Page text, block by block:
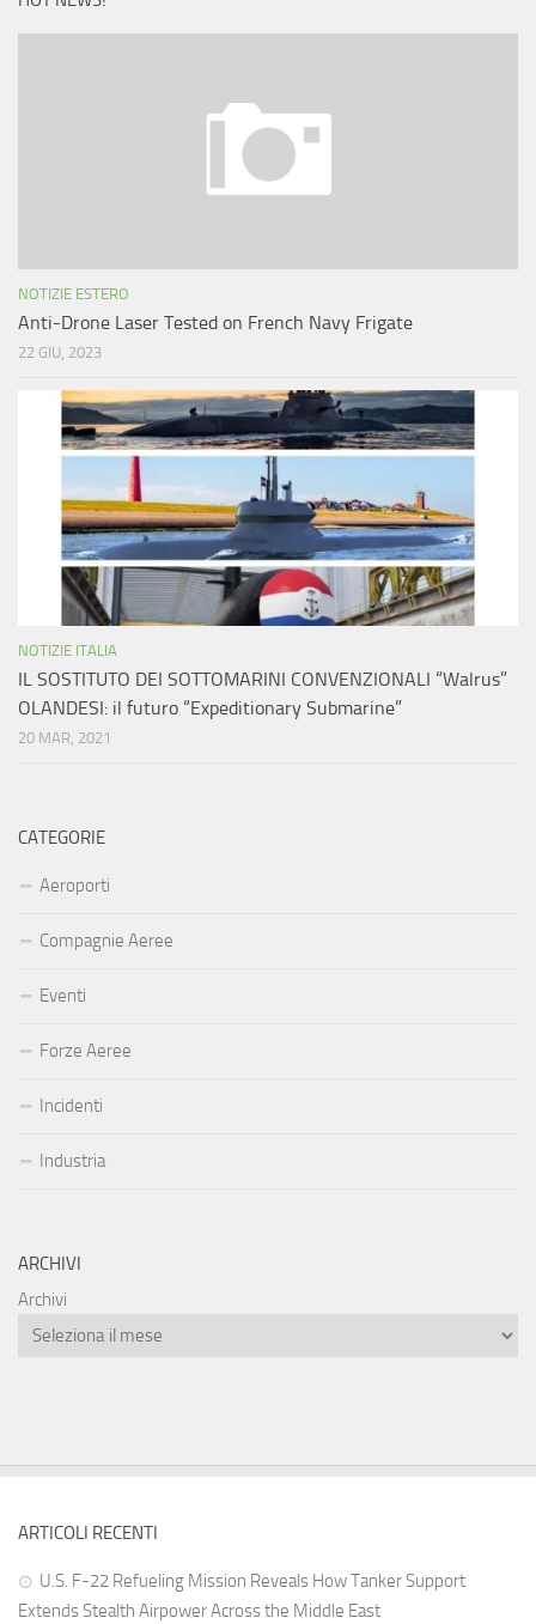
NOTIZIE ESTERO
Anti-Drone Laser Tested on French Navy Frigate
22 GIU, 2023
NOTIZIE ITALIA
IL SOSTITUTO DEI SOTTOMARINI CONVENZIONALI “Walrus”
OLANDESI: il futuro “Expeditionary Submarine”
20 MAR, 2021
CATEGORIE
Aeroporti
Compagnie Aeree
Eventi
Forze Aeree
Incidenti
Industria
ARCHIVI
Archivi
ARTICOLI RECENTI
U.S. F-22 Refueling Mission Reveals How Tanker Support
Extends Stealth Airpower Across the Middle East